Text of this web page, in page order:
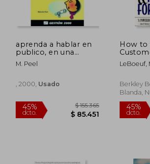
aprenda a hablar en
publico, en una
semana.
M. Peel
, 2000, Usado
How to
Them
Inglés)
LeBoeuf,
Berkley
Blanda,